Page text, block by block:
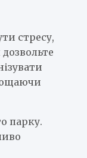
стресу,
парку.